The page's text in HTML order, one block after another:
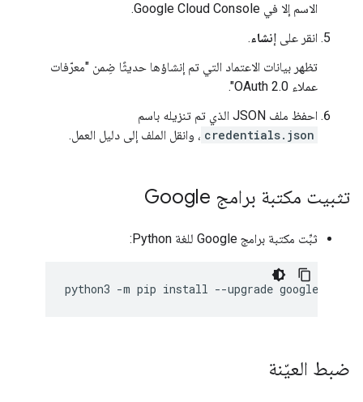
الاسم إلا في Google Cloud Console.
انقر على إنشاء.
تظهر بيانات الاعتماد التي تم إنشاؤها حديثًا ضِمن "معرّفات
عملاء OAuth 2.0".
احفظ ملف JSON الذي تم تنزيله باسم
credentials.json ، وانقل الملف إلى دليل العمل.
تثبيت مكتبة برامج Google
ثبِّت مكتبة برامج Google للغة Python:
python3 -m pip install --upgrade google
ضبط العيّنة